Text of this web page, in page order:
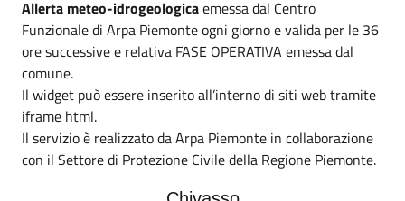
Allerta meteo-idrogeologicaemessa dal Centro
Funzionale di Arpa Piemonte ogni giorno e valida per le 36
ore successive e relativa FASE OPERATIVA emessa dal
comune.
Il widget può essere inserito all’interno di siti web tramite
iframe html.
Il servizio è realizzato da Arpa Piemonte in collaborazione
con il Settore di Protezione Civile della Regione Piemonte.